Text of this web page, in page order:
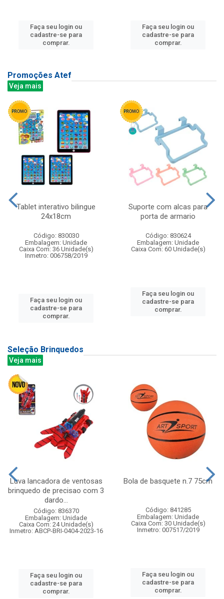
Faça seu login ou
cadastre-se para
comprar.
Faça seu login ou
cadastre-se para
comprar.
Promoções Atef
Veja mais
Tablet interativo bilingue
24x18cm
Código: 830030
Embalagem: Unidade
Caixa Com: 36 Unidade(s)
Inmetro: 006758/2019
Faça seu login ou
cadastre-se para
comprar.
Suporte com alcas para
porta de armario
Código: 830624
Embalagem: Unidade
Caixa Com: 60 Unidade(s)
Faça seu login ou
cadastre-se para
comprar.
Seleção Brinquedos
Veja mais
Luva lancadora de ventosas
brinquedo de precisao com 3
dardo...
Código: 836370
Embalagem: Unidade
Caixa Com: 24 Unidade(s)
Inmetro: ABCP-BRI-0404-2023-16
Faça seu login ou
cadastre-se para
comprar.
Bola de basquete n.7 75cm
Código: 841285
Embalagem: Unidade
Caixa Com: 30 Unidade(s)
Inmetro: 007517/2019
Faça seu login ou
cadastre-se para
comprar.